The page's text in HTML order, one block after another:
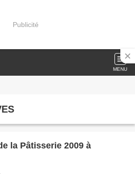
Publicité
MENU
la Pâtisserie 2009 à